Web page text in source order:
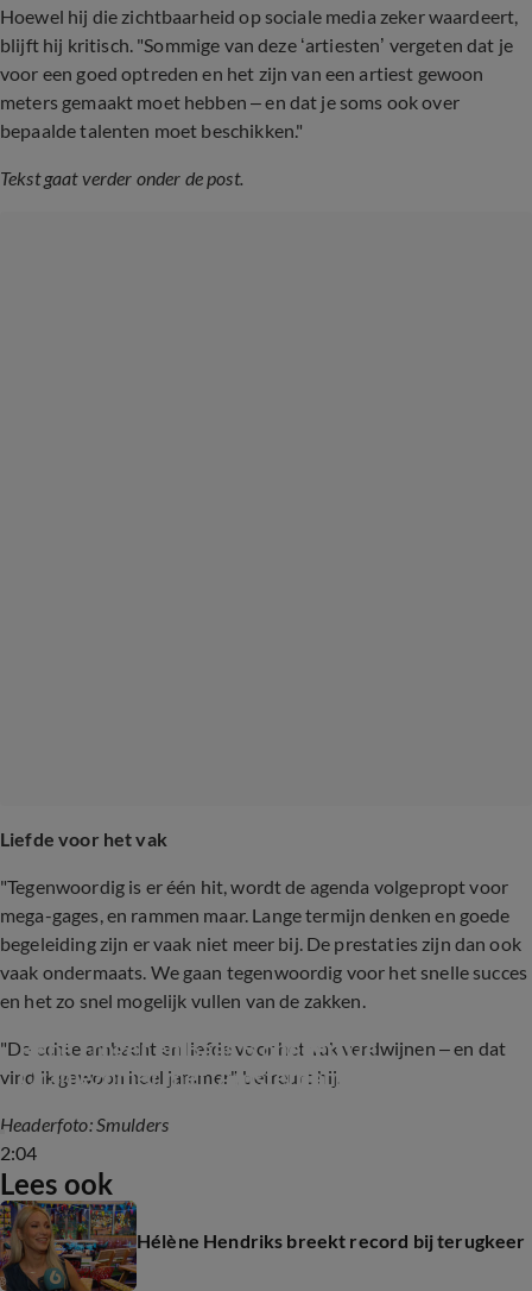
Hoewel hij die zichtbaarheid op sociale media zeker waardeert,
blijft hij kritisch. "Sommige van deze ‘artiesten’ vergeten dat je
voor een goed optreden en het zijn van een artiest gewoon
meters gemaakt moet hebben – en dat je soms ook over
bepaalde talenten moet beschikken."
Tekst gaat verder onder de post.
Liefde voor het vak
"Tegenwoordig is er één hit, wordt de agenda volgepropt voor
mega-gages, en rammen maar. Lange termijn denken en goede
begeleiding zijn er vaak niet meer bij. De prestaties zijn dan ook
vaak ondermaats. We gaan tegenwoordig voor het snelle succes
en het zo snel mogelijk vullen van de zakken.
"De echte ambacht en liefde voor het vak verdwijnen – en dat
vind ik gewoon heel jammer", betreurt hij.
2:04
René Froger en Baas B openen De
Oranjezomer met 'Amsterdam' (De
Headerfoto: Smulders
Lees ook
Hélène Hendriks breekt record bij terugkeer